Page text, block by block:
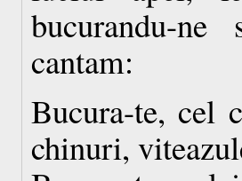
bucurandu-
cantam:
Bucura-te, cel
chinuri,